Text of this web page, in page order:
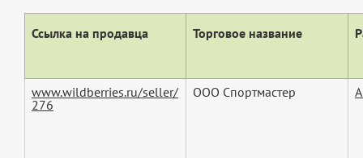
Ссылка на продавца Торговое название
www.wildberries.ru/seller/
276
ООО Спортмастер